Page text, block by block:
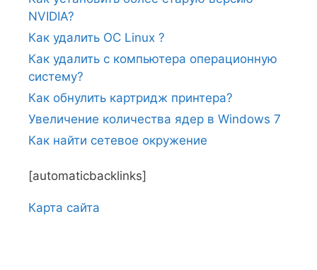
NVIDIA?
Как удалить ОС Linux ?
Как удалить с компьютера операционную
систему?
Как обнулить картридж принтера?
Увеличение количества ядер в Windows 7
Как найти сетевое окружение
[automaticbacklinks]
Карта сайтa